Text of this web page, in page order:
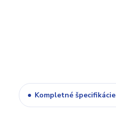
Kompletné špecifikácie